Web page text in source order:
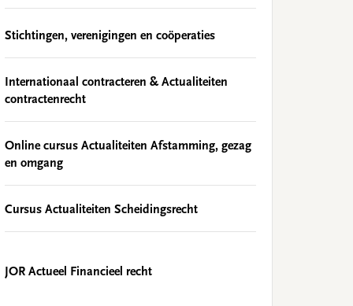
Stichtingen, verenigingen en coöperaties
Internationaal contracteren & Actualiteiten
contractenrecht
Online cursus Actualiteiten Afstamming, gezag
en omgang
Cursus Actualiteiten Scheidingsrecht
JOR Actueel Financieel recht